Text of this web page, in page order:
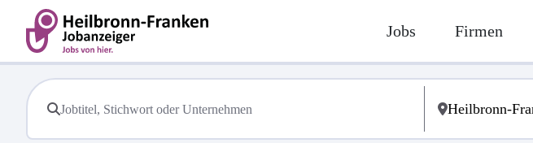
Jobs Firmen